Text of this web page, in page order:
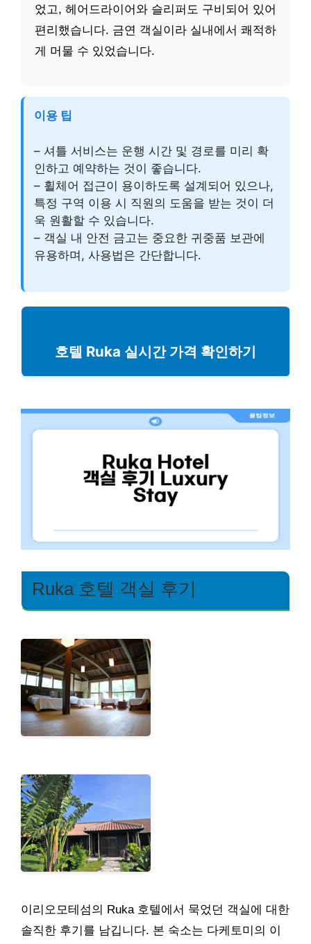
었고, 헤어드라이어와 슬리퍼도 구비되어 있어
편리했습니다. 금연 객실이라 실내에서 쾌적하
게 머물 수 있었습니다.
이용 팁
– 셔틀 서비스는 운행 시간 및 경로를 미리 확
인하고 예약하는 것이 좋습니다.
– 휠체어 접근이 용이하도록 설계되어 있으나,
특정 구역 이용 시 직원의 도움을 받는 것이 더
욱 원활할 수 있습니다.
– 객실 내 안전 금고는 중요한 귀중품 보관에
유용하며, 사용법은 간단합니다.
호텔 Ruka 실시간 가격 확인하기
Ruka 호텔 객실 후기
이리오모테섬의 Ruka 호텔에서 묵었던 객실에 대한
솔직한 후기를 남깁니다. 본 숙소는 다케토미의 이